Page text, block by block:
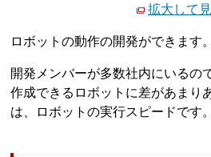
拡大して
ロボットの動作の開発ができます。
開発メンバーが多数社内にいるの
作成できるロボットに差があまり
は、ロボットの実行スピードです。